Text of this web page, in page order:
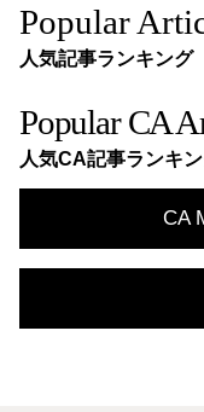
Popular
人気記事ランキング
Popular CA
人気CA記事ランキ
CA